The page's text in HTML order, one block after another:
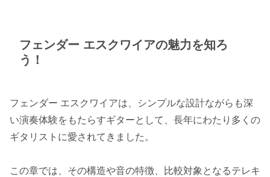
フェンダー エスクワイアの魅力を知ろ
う！
フェンダー エスクワイアは、シンプルな設計ながらも深
い演奏体験をもたらすギターとして、長年にわたり多くの
ギタリストに愛されてきました。
この章では、その構造や音の特徴、比較対象となるテレキ